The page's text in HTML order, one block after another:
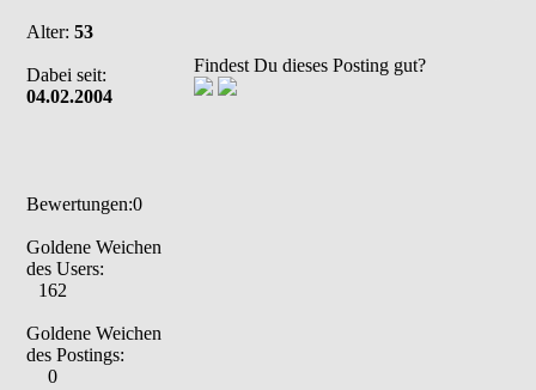
Alter: 53
Dabei seit:
04.02.2004
Bewertungen:0
Goldene Weichen
des Users:
162
Goldene Weichen
des Postings:
0
Findest Du dieses Posting gut?